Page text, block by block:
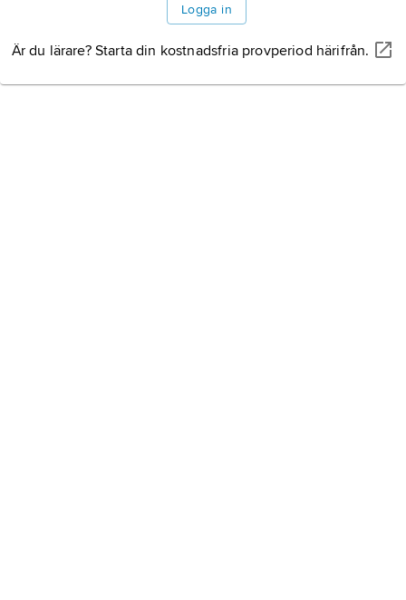
Logga in
Är du lärare? Starta din kostnadsfria provperiod härifrån.